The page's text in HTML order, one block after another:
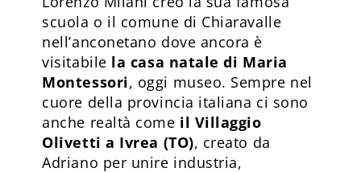
scuola o il comune di Chiaravalle
nell’anconetano dove ancora è
visitabile la casa natale di Maria
Montessori, oggi museo. Sempre nel
cuore della provincia italiana ci sono
anche realtà come il Villaggio
Olivetti a Ivrea (TO), creato da
Adriano per unire industria,